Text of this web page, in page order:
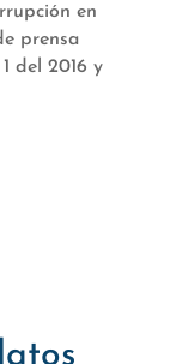
en
prensa
del 2016 y